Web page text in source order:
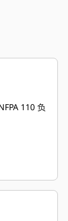
110 负